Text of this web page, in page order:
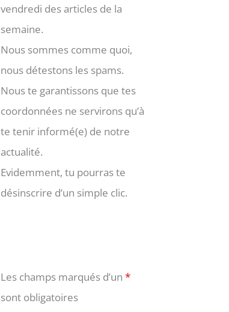
vendredi des articles de la
semaine.
Nous sommes comme quoi,
nous détestons les spams.
Nous te garantissons que tes
coordonnées ne servirons qu’à
te tenir informé(e) de notre
actualité.
Evidemment, tu pourras te
désinscrire d’un simple clic.
Les champs marqués d’un *
sont obligatoires